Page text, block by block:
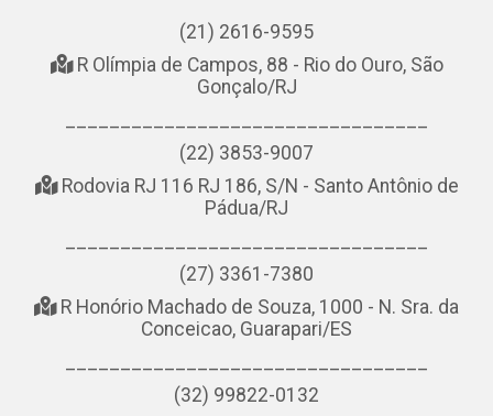
(21) 2616-9595
R Olímpia de Campos, 88 - Rio do Ouro, São
Gonçalo/RJ
(22) 3853-9007
Rodovia RJ 116 RJ 186, S/N - Santo Antônio de
Pádua/RJ
(27) 3361-7380
R Honório Machado de Souza, 1000 - N. Sra. da
Conceicao, Guarapari/ES
(32) 99822-0132